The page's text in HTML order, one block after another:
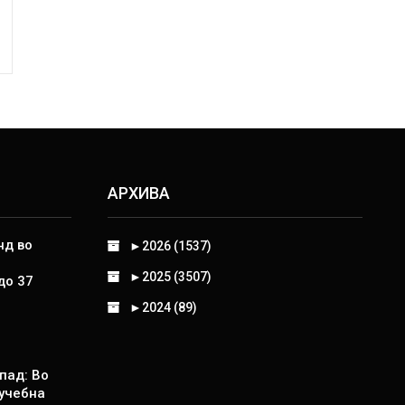
во
37
Во
АРХИВА
► 2026 (1537)
► 2025 (3507)
► 2024 (89)